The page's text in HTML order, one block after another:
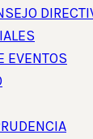
EVENTOS